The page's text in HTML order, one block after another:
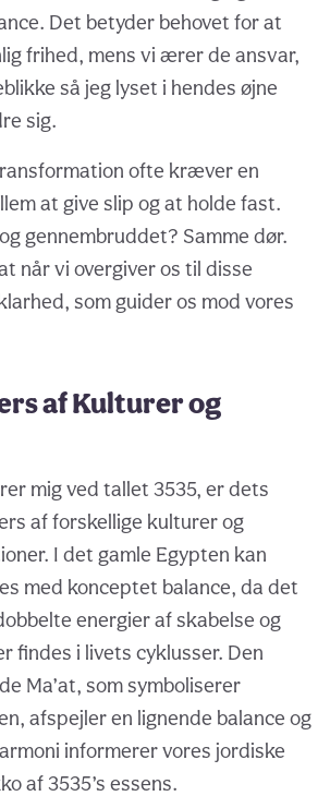
Det betyder behovet for at
frihed, mens vi ærer de ansvar,
så jeg lyset i hendes øjne
sig.
ofte kræver en
at give slip og at holde fast.
gennembruddet? Samme dør.
når vi overgiver os til disse
som guider os mod vores
af Kulturer og
mig ved tallet 3535, er dets
af forskellige kulturer og
I det gamle Egypten kan
med konceptet balance, da det
energier af skabelse og
findes i livets cyklusser. Den
Ma’at, som symboliserer
afspejler en lignende balance og
informerer vores jordiske
af 3535’s essens.